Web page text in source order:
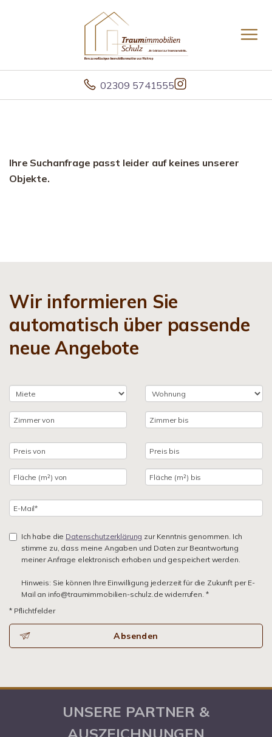
02309 5741555
Ihre Suchanfrage passt leider auf keines unserer
Objekte.
Wir informieren Sie
automatisch über passende
neue Angebote
Ich habe die Datenschutzerklärung zur Kenntnis genommen. Ich
stimme zu, dass meine Angaben und Daten zur Beantwortung
meiner Anfrage elektronisch erhoben und gespeichert werden.
Hinweis: Sie können Ihre Einwilligung jederzeit für die Zukunft per E-
Mail an info@traumimmobilien-schulz.de widerrufen. *
* Pflichtfelder
Absenden
UNSERE PARTNER &
AUSZEICHNUNGEN